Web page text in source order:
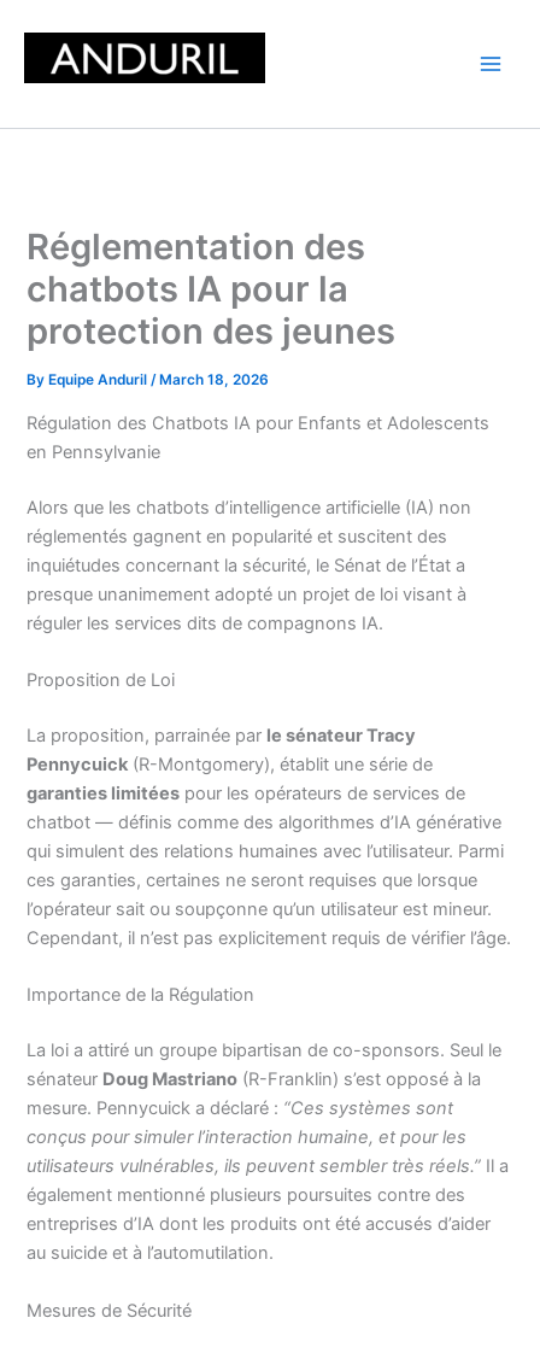
content
Réglementation des
chatbots IA pour la
protection des jeunes
By Equipe Anduril/ March 18, 2026
Régulation des Chatbots IA pour Enfants et Adolescents
en Pennsylvanie
Alors que les chatbots d’intelligence artificielle (IA) non
réglementés gagnent en popularité et suscitent des
inquiétudes concernant la sécurité, le Sénat de l’État a
presque unanimement adopté un projet de loi visant à
réguler les services dits de compagnons IA.
Proposition de Loi
La proposition, parrainée par le sénateur Tracy
Pennycuick (R-Montgomery), établit une série de
garanties limitées pour les opérateurs de services de
chatbot — définis comme des algorithmes d’IA générative
qui simulent des relations humaines avec l’utilisateur. Parmi
ces garanties, certaines ne seront requises que lorsque
l’opérateur sait ou soupçonne qu’un utilisateur est mineur.
Cependant, il n’est pas explicitement requis de vérifier l’âge.
Importance de la Régulation
La loi a attiré un groupe bipartisan de co-sponsors. Seul le
sénateur Doug Mastriano (R-Franklin) s’est opposé à la
mesure. Pennycuick a déclaré : “Ces systèmes sont
conçus pour simuler l’interaction humaine, et pour les
utilisateurs vulnérables, ils peuvent sembler très réels.” Il a
également mentionné plusieurs poursuites contre des
entreprises d’IA dont les produits ont été accusés d’aider
au suicide et à l’automutilation.
Mesures de Sécurité